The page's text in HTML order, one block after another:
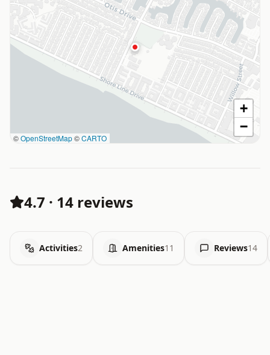
©OpenStreetMap©CARTO
+
−
4.7 · 14 reviews
Activities2 Amenities11 Reviews14